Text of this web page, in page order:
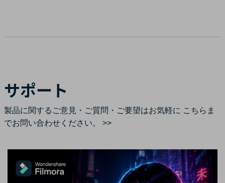
サポート
製品に関するご意見・ご質問・ご要望はお気軽に こちらま
でお問い合わせください。 >>